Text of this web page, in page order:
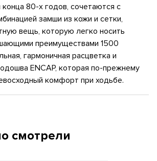
80-х годов, сочетаются с
замши из кожи и сетки,
вещь, которую легко носить
преимуществами 1500
гармоничная расцветка и
ENCAP, которая по-прежнему
комфорт при ходьбе.
смотрели